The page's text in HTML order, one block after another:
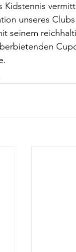
Kidstennis
unseres
seinem